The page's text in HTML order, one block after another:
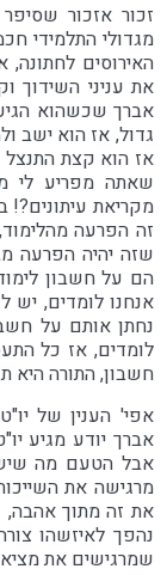
זכור אזכור
מגדולי התלמידי
האירוסים
את עניני השידוך
אברך שכשהוא
גדול, אז הוא ישב
אז הוא קצת התנצל
שאתה מפריע לי
מקריאת
זה הפרעה
שזה יהיה הפרעה
הם על חשבון
אנחנו לומדים, יש
נחתן אותם על
לומדים, אז כל
חשבון, התורה היא
אפי' הענין של
אברך יודע מגיע
אבל הטעם מה
מרגישה את
את זה מתוך אהבה,
נהפך לאיזשהו
שמרגישים את